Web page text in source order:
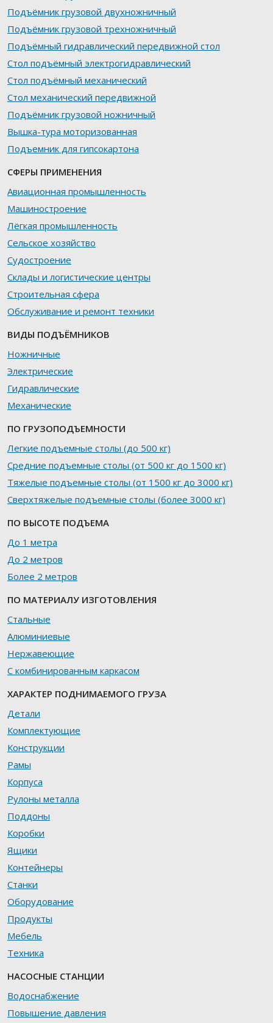
Подъёмник грузовой двухножничный
Подъёмник грузовой трехножничный
Подъёмный гидравлический передвижной стол
Стол подъёмный электрогидравлический
Стол подъёмный механический
Стол механический передвижной
Подъёмник грузовой ножничный
Вышка-тура моторизованная
Подъемник для гипсокартона
СФЕРЫ ПРИМЕНЕНИЯ
Авиационная промышленность
Машиностроение
Лёгкая промышленность
Сельское хозяйство
Судостроение
Склады и логистические центры
Строительная сфера
Обслуживание и ремонт техники
ВИДЫ ПОДЪЁМНИКОВ
Ножничные
Электрические
Гидравлические
Механические
ПО ГРУЗОПОДЪЕМНОСТИ
Легкие подъемные столы (до 500 кг)
Средние подъемные столы (от 500 кг до 1500 кг)
Тяжелые подъемные столы (от 1500 кг до 3000 кг)
Сверхтяжелые подъемные столы (более 3000 кг)
ПО ВЫСОТЕ ПОДЪЕМА
До 1 метра
До 2 метров
Более 2 метров
ПО МАТЕРИАЛУ ИЗГОТОВЛЕНИЯ
Стальные
Алюминиевые
Нержавеющие
С комбинированным каркасом
ХАРАКТЕР ПОДНИМАЕМОГО ГРУЗА
Детали
Комплектующие
Конструкции
Рамы
Корпуса
Рулоны металла
Поддоны
Коробки
Ящики
Контейнеры
Станки
Оборудование
Продукты
Мебель
Техника
НАСОСНЫЕ СТАНЦИИ
Водоснабжение
Повышение давления